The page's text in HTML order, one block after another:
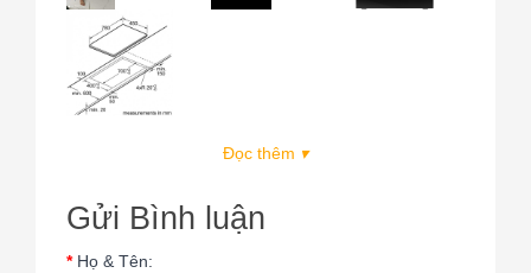
Đọc thêm ▾
Gửi Bình luận
Họ & Tên: